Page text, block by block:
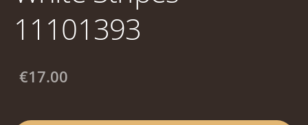
11101393
€17.00